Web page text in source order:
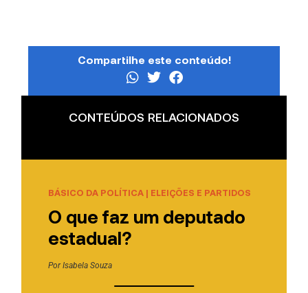
Compartilhe este conteúdo!
CONTEÚDOS RELACIONADOS
BÁSICO DA POLÍTICA| ELEIÇÕES E PARTIDOS
O que faz um deputado
estadual?
PorIsabela Souza